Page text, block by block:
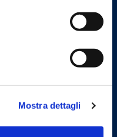
Mostra dettagli